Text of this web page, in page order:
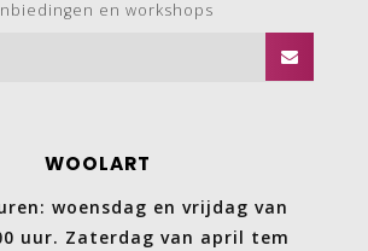
en workshops
WOOLART
woensdag en vrijdag van
uur. Zaterdag van april tem